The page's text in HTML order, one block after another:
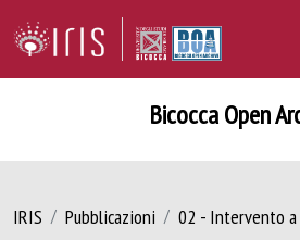
Bicocca Open
IRIS Pubblicazioni 02 - Intervento a